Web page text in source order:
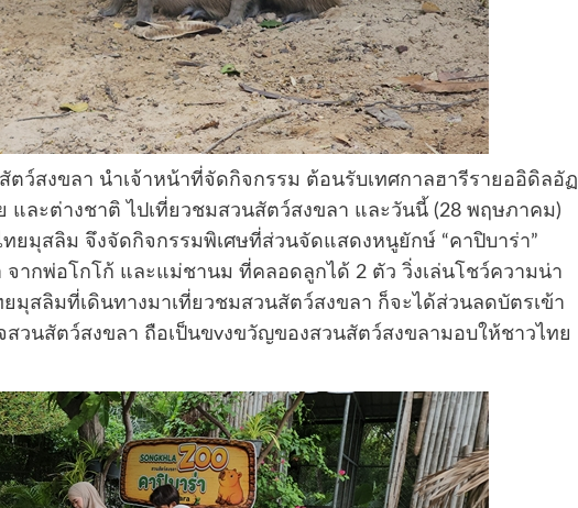
ว์สงขลา นำเจ้าหน้าที่จัดกิจกรรม ต้อนรับเทศกาลฮารีรายออิดิลอัฏ
และต่างชาติ ไปเที่ยวชมสวนสัตว์สงขลา และวันนี้ (28 พฤษภาคม)
ยมุสลิม จึงจัดกิจกรรมพิเศษที่ส่วนจัดแสดงหนูยักษ์ “คาปิบาร่า”
ากพ่อโกโก้ และแม่ชานม ที่คลอดลูกได้ 2 ตัว วิ่งเล่นโชว์ความน่า
มุสลิมที่เดินทางมาเที่ยวชมสวนสัตว์สงขลา ก็จะได้ส่วนลดบัตรเข้า
วนสัตว์สงขลา ถือเป็นขvงขวัญของสวนสัตว์สงขลามอบให้ชาวไทย